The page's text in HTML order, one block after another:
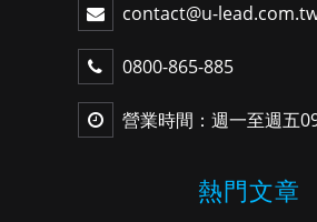
contact@u-
0800-865-885
營業時間：週一至週五
熱門文章